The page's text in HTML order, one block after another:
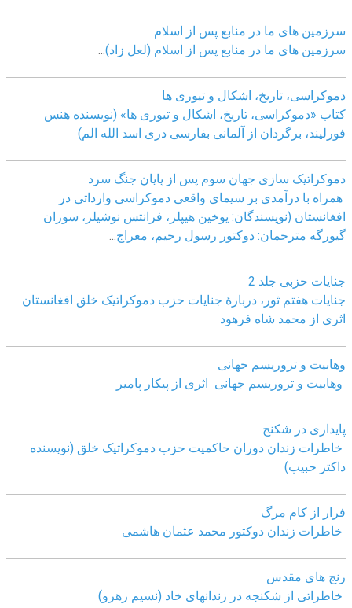
سرزمین های ما در منابع پس از اسلام
سرزمین های ما در منابع پس از اسلام (لعل زاد)
دموکراسی، تاريخ، اشکال و تيوری ها
کتاب «دموکراسی، تاريخ، اشکال و تيوری ها» (نويسنده هنس
فورليند، برگردان از آلمانی بفارسی دری اسد الله الم)
دموکراتیک سازی جهان سوم پس از پایان جنگ سرد
همراه با درآمدی بر سیمای واقعی دموکراسی وارداتی در
افغانستان (نویسندگان: یوخین هیپلر، فرانتس نوشیلر، سوزان
گیورگه مترجمان: دوکتور رسول رحیم، معراج
جنایات حزبی جلد 2
جنایات هفتم ثور، دربارۀ جنایات حزب دموکراتیک خلق افغانستان
اثری از محمد شاه فرهود
وهابیت و تروریسم جهانی
وهابیت و تروریسم جهانی اثری از پیکار پامیر
پایداری در شکنج
خاطرات زندان دوران حاکمیت حزب دموکراتیک خلق (نویسنده
داکتر حبیب)
فرار از کام مرگ
خاطرات زندان دوکتور محمد عثمان هاشمی
رنج های مقدس
خاطراتی از شکنجه در زندانهای خاد (نسیم رهرو)